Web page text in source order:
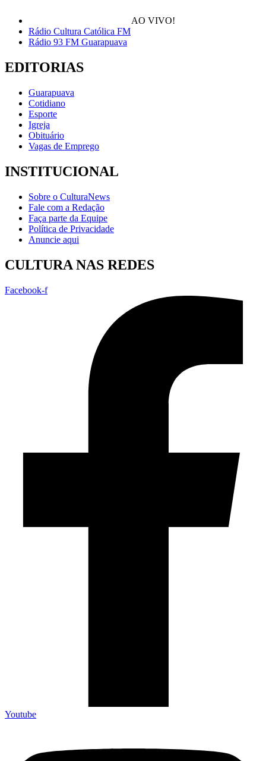
AO VIVO!
Rádio Cultura Católica FM
Rádio 93 FM Guarapuava
EDITORIAS
Guarapuava
Cotidiano
Esporte
Igreja
Obituário
Vagas de Emprego
INSTITUCIONAL
Sobre o CulturaNews
Fale com a Redação
Faça parte da Equipe
Política de Privacidade
Anuncie aqui
CULTURA NAS REDES
Facebook-f
Youtube